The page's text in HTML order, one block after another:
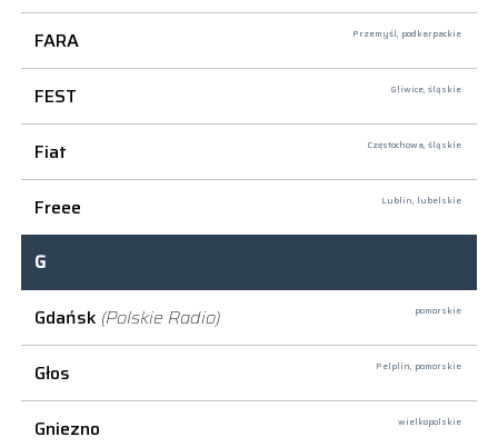
FARA
Przemyśl, podkarpackie
FEST Gliwice, śląskie
Fiat Częstochowa, śląskie
Freee Lublin, lubelskie
G
Gdańsk (Polskie Radio) pomorskie
Głos Pelplin, pomorskie
Gniezno wielkopolskie